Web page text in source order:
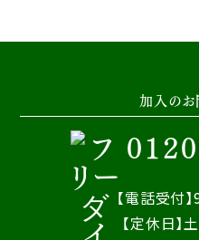
加入の
【電話受付
【定休日】